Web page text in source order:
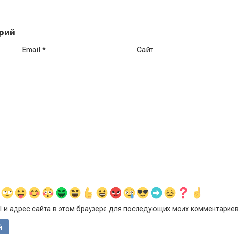
Email * Сайт
и адрес сайта в этом браузере для последующих моих комментариев.